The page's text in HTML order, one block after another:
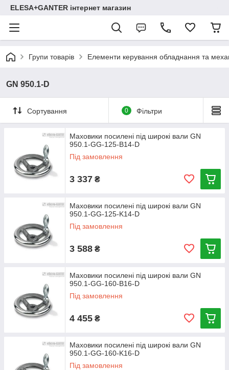
ELESA+GANTER інтернет магазин
Групи товарів Елементи керування обладнання та
GN 950.1-D
Сортування 0 Фільтри
Маховики посилені під широкі вали GN
950.1-GG-125-B14-D
Під замовлення
3 337 ₴
Маховики посилені під широкі вали GN
950.1-GG-125-K14-D
Під замовлення
3 588 ₴
Маховики посилені під широкі вали GN
950.1-GG-160-B16-D
Під замовлення
4 455 ₴
Маховики посилені під широкі вали GN
950.1-GG-160-K16-D
Під замовлення